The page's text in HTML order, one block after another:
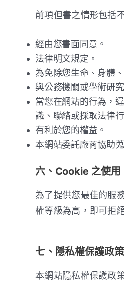
前項但書之情形包括
經由您書面同意。
法律明文規定。
為免除您生命、身體
與公務機關或學術研
當您在網站的行為，
識、聯絡或採取法律
有利於您的權益。
本網站委託廠商協助
六、Cookie 之使用
為了提供您最佳的服
權等級為高，即可拒
七、隱私權保護政
本網站隱私權保護政